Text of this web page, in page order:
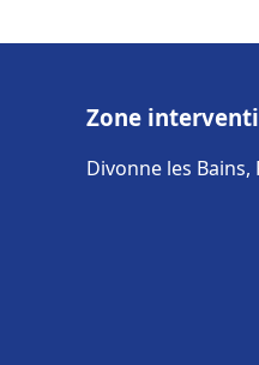
Zone
Divonne les Bains,